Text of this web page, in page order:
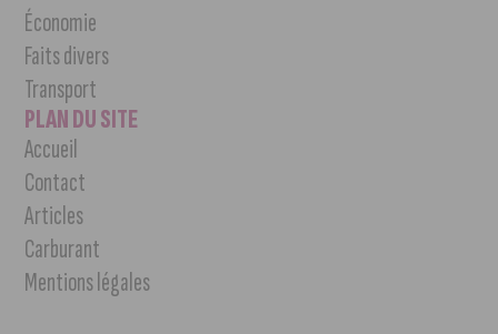
Économie
Faits divers
Transport
PLAN DU SITE
Accueil
Contact
Articles
Carburant
Mentions légales